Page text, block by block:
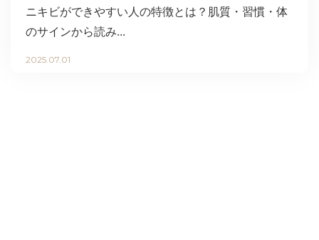
ニキビができやすい人の特徴とは？肌質・習慣・体
のサインから読み...
2025.07.01